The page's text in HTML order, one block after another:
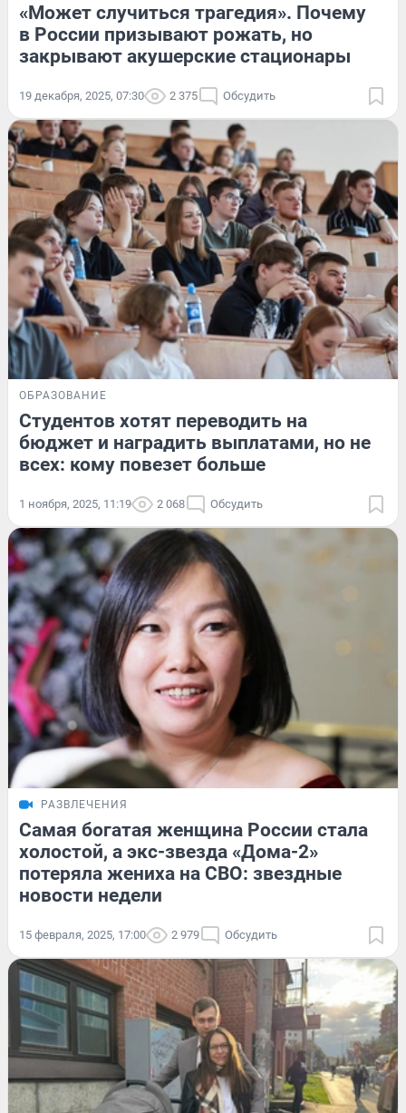
«Может случиться трагедия». Почему
в России призывают рожать, но
закрывают акушерские стационары
19 декабря, 2025, 07:30 2 375 Обсудить
ОБРАЗОВАНИЕ
Студентов хотят переводить на
бюджет и наградить выплатами, но не
всех: кому повезет больше
1 ноября, 2025, 11:19 2 068 Обсудить
РАЗВЛЕЧЕНИЯ
Самая богатая женщина России стала
холостой, а экс-звезда «Дома-2»
потеряла жениха на СВО: звездные
новости недели
15 февраля, 2025, 17:00 2 979 Обсудить